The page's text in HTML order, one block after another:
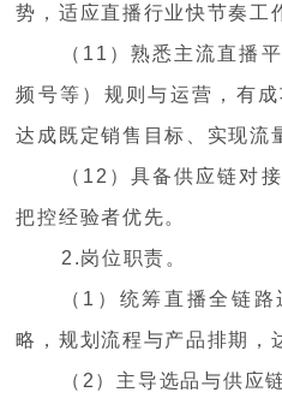
势，适应直播行业快节奏工
（11）熟悉主流直播
频号等）规则与运营，有
达成既定销售目标、实现流
（12）具备供应链对
把控经验者优先。
2.岗位职责。
（1）统筹直播全链
略，规划流程与产品排期，
（2）主导选品与供应